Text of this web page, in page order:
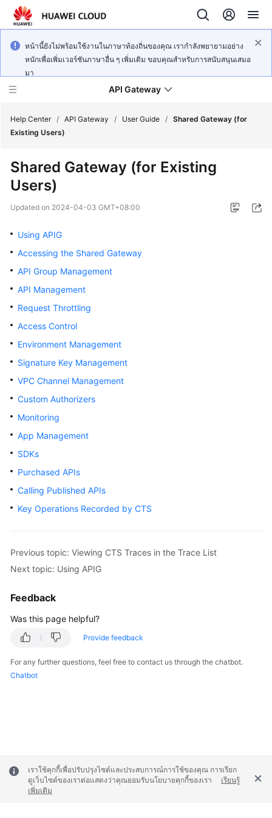
หน้านี้ยังไม่พร้อมใช้งานในภาษาท้องถิ่นของคุณ เรากำลังพยายามอย่าง
หนักเพื่อเพิ่มเวอร์ชันภาษาอื่น ๆ เพิ่มเติม ขอบคุณสำหรับการสนับสนุนเสมอ
มา
API Gateway
New
Bulletin
Service
Overview
Getting
Started
User
Guide
Practices
Developer
API
Reference
SDK
FAQs
More
Documents
General
Reference
Service
Level
Help Center / API Gateway / User Guide / Shared Gateway (for
Existing Users)
Shared Gateway (for Existing
Users)
Updated on 2024-04-03 GMT+08:00
Using APIG
Accessing the Shared Gateway
API Group Management
API Management
Request Throttling
Access Control
Environment Management
Signature Key Management
VPC Channel Management
Custom Authorizers
Monitoring
App Management
SDKs
Purchased APIs
Calling Published APIs
Key Operations Recorded by CTS
Previous topic: Viewing CTS Traces in the Trace List
Next topic: Using APIG
Feedback
Was this page helpful?
Provide feedback
For any further questions, feel free to contact us through the chatbot.
Chatbot
เราใช้คุกกี้เพื่อปรับปรุงไซต์และประสบการณ์การใช้ของคุณ การเรียก
ดูเว็บไซต์ของเราต่อแสดงว่าคุณยอมรับนโยบายคุกกี้ของเรา
เรียนรู้
เพิ่มเติม